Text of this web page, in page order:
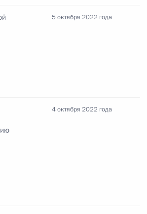
нового субъекта в составе РФ
Донецкой Народной
5 октября 2022 года
4 октября 2022 года